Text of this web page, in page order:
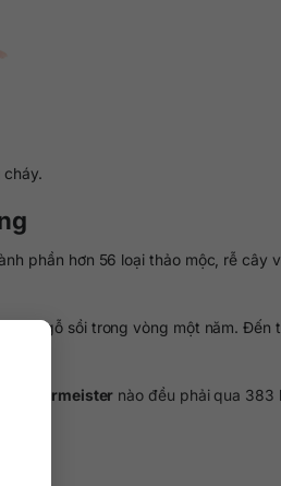
phần hơn 56 loại thảo mộc, rễ cây
gỗ sồi trong vòng một năm. Đến
Jagermeister nào đều phải qua 383